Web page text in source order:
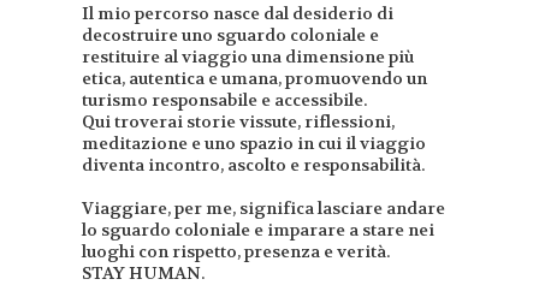
Il mio percorso nasce dal desiderio di
decostruire uno sguardo coloniale e
restituire al viaggio una dimensione più
etica, autentica e umana, promuovendo un
turismo responsabile e accessibile.
Qui troverai storie vissute, riflessioni,
meditazione e uno spazio in cui il viaggio
diventa incontro, ascolto e responsabilità.
Viaggiare, per me, significa lasciare andare
lo sguardo coloniale e imparare a stare nei
luoghi con rispetto, presenza e verità.
STAY HUMAN.